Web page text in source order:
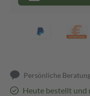
Persönliche
Heute bestellt und